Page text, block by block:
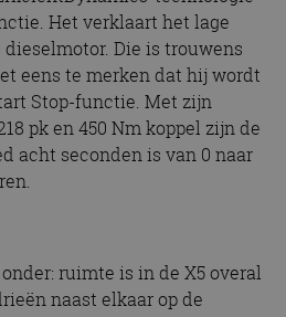
Het verklaart het lage
Die is trouwens
eens te merken dat hij wordt
Stop-functie. Met zijn
pk en 450 Nm koppel zijn de
acht seconden is van 0 naar
ruimte is in de X5 overal
naast elkaar op de